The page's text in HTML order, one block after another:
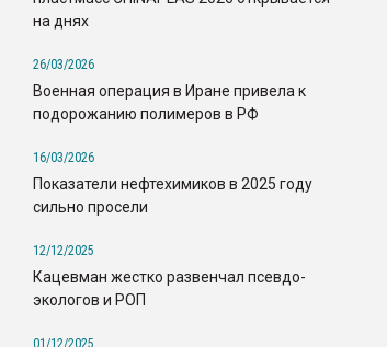
на днях
26/03/2026
Военная операция в Иране привела к
подорожанию полимеров в РФ
16/03/2026
Показатели нефтехимиков в 2025 году
сильно просели
12/12/2025
Кацевман жестко развенчал псевдо-
экологов и РОП
01/12/2025